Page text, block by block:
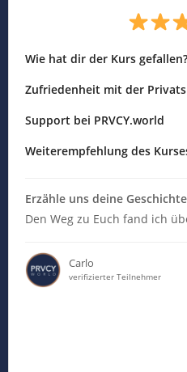
Wie hat dir der Kurs gefallen?
Zufriedenheit mit der
Support bei PRVCY.world
Weiterempfehlung des
Erzähle uns deine Geschichte
Den Weg zu Euch fand ich
Carlo
verifizierter Teilnehmer